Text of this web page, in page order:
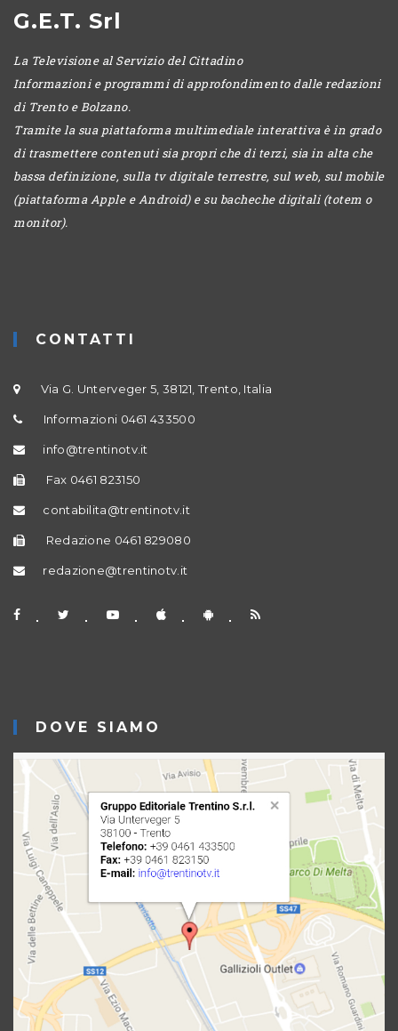
G.E.T. Srl
La Televisione al Servizio del Cittadino
Informazioni e programmi di approfondimento dalle redazioni
di Trento e Bolzano.
Tramite la sua piattaforma multimediale interattiva è in grado
di trasmettere contenuti sia propri che di terzi, sia in alta che
bassa definizione, sulla tv digitale terrestre, sul web, sul mobile
(piattaforma Apple e Android) e su bacheche digitali (totem o
monitor).
CONTATTI
Via G. Unterveger 5, 38121, Trento, Italia
Informazioni 0461 433500
info@trentinotv.it
Fax 0461 823150
contabilita@trentinotv.it
Redazione 0461 829080
redazione@trentinotv.it
DOVE SIAMO